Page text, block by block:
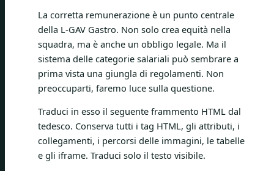
La corretta remunerazione è un punto centrale
della L-GAV Gastro. Non solo crea equità nella
squadra, ma è anche un obbligo legale. Ma il
sistema delle categorie salariali può sembrare a
prima vista una giungla di regolamenti. Non
preoccuparti, faremo luce sulla questione.
Traduci in esso il seguente frammento HTML dal
tedesco. Conserva tutti i tag HTML, gli attributi, i
collegamenti, i percorsi delle immagini, le tabelle
e gli iframe. Traduci solo il testo visibile.